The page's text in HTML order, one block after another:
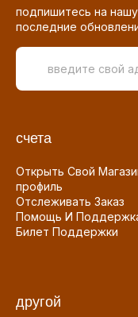
подпишитесь на
последние
счета
Открыть Свой
профиль
Отслеживать Заказ
Помощь И
Билет Поддержки
другой